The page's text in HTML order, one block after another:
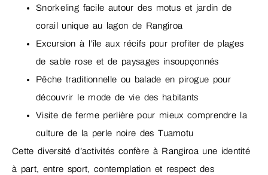
Snorkeling facile autour des motus et jardin de
corail unique au lagon de Rangiroa
Excursion à l’île aux récifs pour profiter de plages
de sable rose et de paysages insoupçonnés
Pêche traditionnelle ou balade en pirogue pour
découvrir le mode de vie des habitants
Visite de ferme perlière pour mieux comprendre la
culture de la perle noire des Tuamotu
Cette diversité d’activités confère à Rangiroa une identité
à part, entre sport, contemplation et respect des